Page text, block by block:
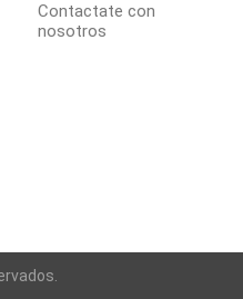
Contactate con
nosotros